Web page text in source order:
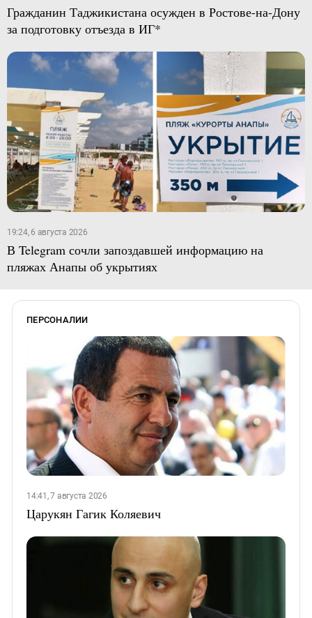
Гражданин Таджикистана осужден в Ростове-на-Дону
за подготовку отъезда в ИГ*
19:24, 6 августа 2026
В Telegram сочли запоздавшей информацию на
пляжах Анапы об укрытиях
ПЕРСОНАЛИИ
14:41, 7 августа 2026
Царукян Гагик Коляевич